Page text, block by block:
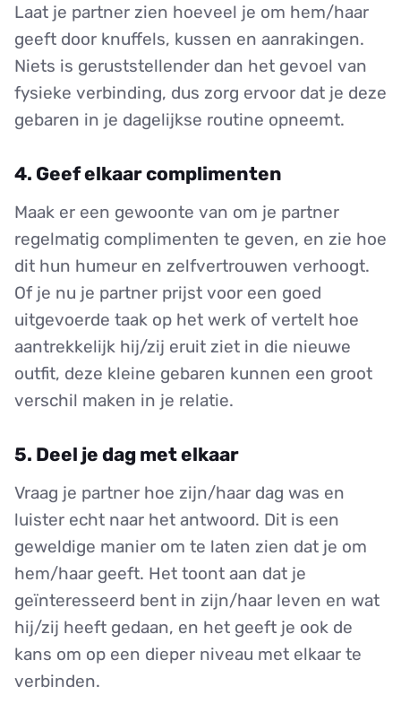
Laat je partner zien hoeveel je om hem/haar
geeft door knuffels, kussen en aanrakingen.
Niets is geruststellender dan het gevoel van
fysieke verbinding, dus zorg ervoor dat je deze
gebaren in je dagelijkse routine opneemt.
4. Geef elkaar complimenten
Maak er een gewoonte van om je partner
regelmatig complimenten te geven, en zie hoe
dit hun humeur en zelfvertrouwen verhoogt.
Of je nu je partner prijst voor een goed
uitgevoerde taak op het werk of vertelt hoe
aantrekkelijk hij/zij eruit ziet in die nieuwe
outfit, deze kleine gebaren kunnen een groot
verschil maken in je relatie.
5. Deel je dag met elkaar
Vraag je partner hoe zijn/haar dag was en
luister echt naar het antwoord. Dit is een
geweldige manier om te laten zien dat je om
hem/haar geeft. Het toont aan dat je
geïnteresseerd bent in zijn/haar leven en wat
hij/zij heeft gedaan, en het geeft je ook de
kans om op een dieper niveau met elkaar te
verbinden.